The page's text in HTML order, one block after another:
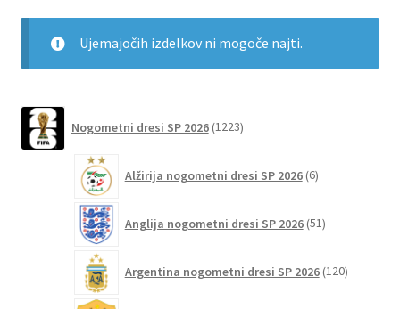
Moj račun
Trgovina
Zaključek nakupa
Ujemajočih izdelkov ni mogoče najti.
Nogometni dresi SP 2026 1223izdelkov
Alžirija nogometni dresi SP 2026 6izdelkov
Anglija nogometni dresi SP 2026 51izdelkov
Argentina nogometni dresi SP 2026 120izdelkov